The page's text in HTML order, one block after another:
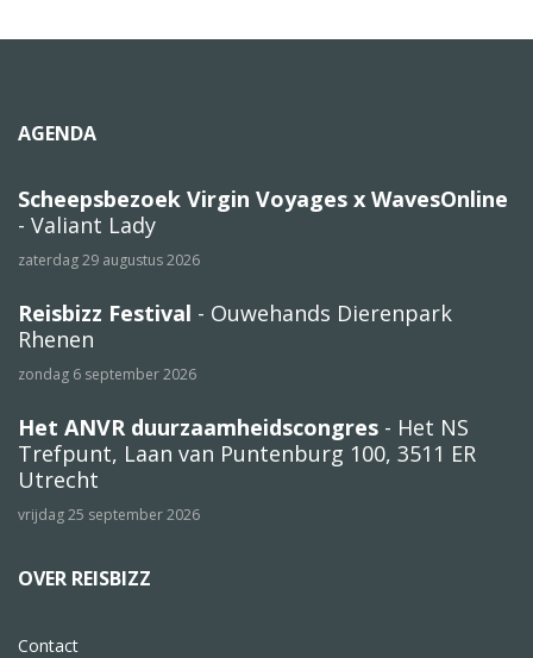
AGENDA
Scheepsbezoek Virgin Voyages x WavesOnline
- Valiant Lady
zaterdag 29 augustus 2026
Reisbizz Festival - Ouwehands Dierenpark
Rhenen
zondag 6 september 2026
Het ANVR duurzaamheidscongres - Het NS
Trefpunt, Laan van Puntenburg 100, 3511 ER
Utrecht
vrijdag 25 september 2026
OVER REISBIZZ
Contact